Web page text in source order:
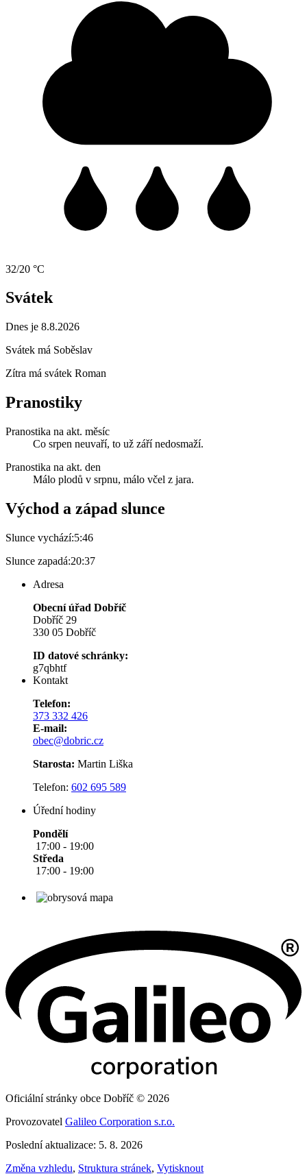
32/20 °C
Svátek
Dnes je 8.8.2026
Svátek má Soběslav
Zítra má svátek Roman
Pranostiky
Pranostika na akt. měsíc
Co srpen neuvaří, to už září nedosmaží.
Pranostika na akt. den
Málo plodů v srpnu, málo včel z jara.
Východ a západ slunce
Slunce vychází:5:46
Slunce zapadá:20:37
Adresa
Obecní úřad Dobříč
Dobříč 29
330 05 Dobříč
ID datové schránky:
g7qbhtf
Kontakt
Telefon:
373 332 426
E-mail:
obec@dobric.cz
Starosta: Martin Liška
Telefon: 602 695 589
Úřední hodiny
Pondělí
17:00 - 19:00
Středa
17:00 - 19:00
Oficiální stránky obce Dobříč © 2026
Provozovatel Galileo Corporation s.r.o.
Poslední aktualizace: 5. 8. 2026
Změna vzhledu, Struktura stránek, Vytisknout